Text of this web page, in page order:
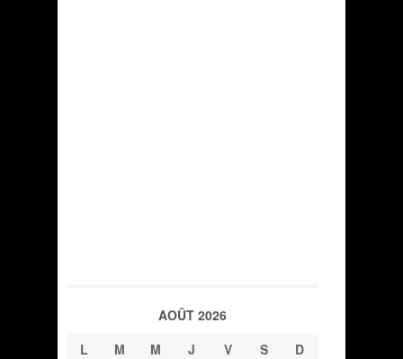
AOÛT 2026
L
M M J V S D